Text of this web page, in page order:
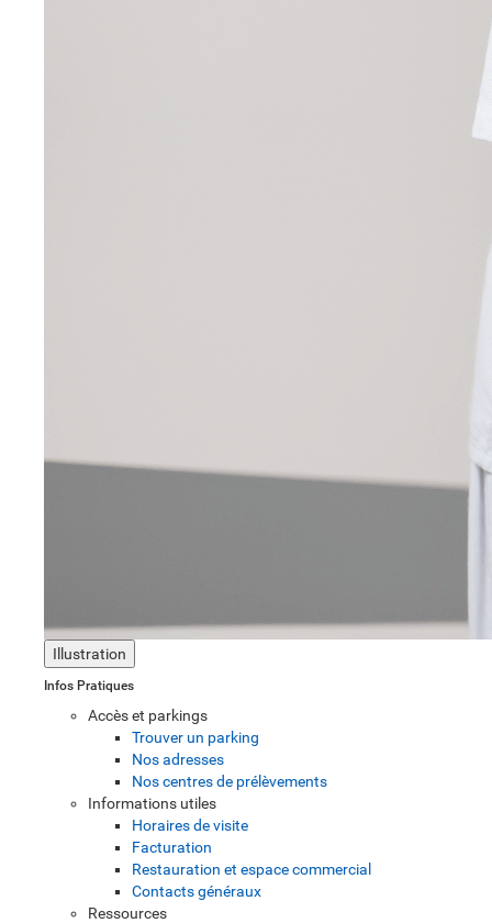
Illustration
Infos Pratiques
Accès et parkings
Trouver un parking
Nos adresses
Nos centres de prélèvements
Informations utiles
Horaires de visite
Facturation
Restauration et espace commercial
Contacts généraux
Ressources